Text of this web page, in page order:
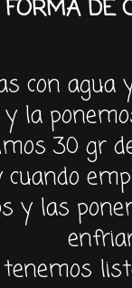
DE
con
la
30 gr
y las